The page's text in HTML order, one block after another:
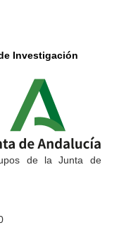
Investigación
de la Junta de